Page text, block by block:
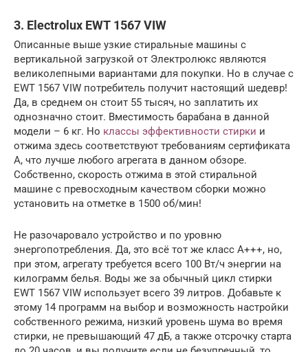
3. Electrolux EWT 1567 VIW
Описанные выше узкие стиральные машины с
вертикальной загрузкой от Электролюкс являются
великолепными вариантами для покупки. Но в случае с
EWT 1567 VIW потребитель получит настоящий шедевр!
Да, в среднем он стоит 55 тысяч, но заплатить их
однозначно стоит. Вместимость барабана в данной
модели – 6 кг. Но классы эффективности стирки и
отжима здесь соответствуют требованиям сертификата
A, что лучше любого агрегата в данном обзоре.
Собственно, скорость отжима в этой стиральной
машине с превосходным качеством сборки можно
установить на отметке в 1500 об/мин!
Не разочаровало устройство и по уровню
энергопотребления. Да, это всё тот же класс A+++, но,
при этом, агрегату требуется всего 100 Вт/ч энергии на
килограмм белья. Воды же за обычный цикл стирки
EWT 1567 VIW использует всего 39 литров. Добавьте к
этому 14 программ на выбор и возможность настройки
собственного режима, низкий уровень шума во время
стирки, не превышающий 47 дБ, а также отсрочку старта